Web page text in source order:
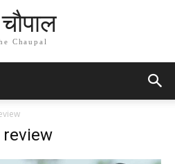
Chaupal
review